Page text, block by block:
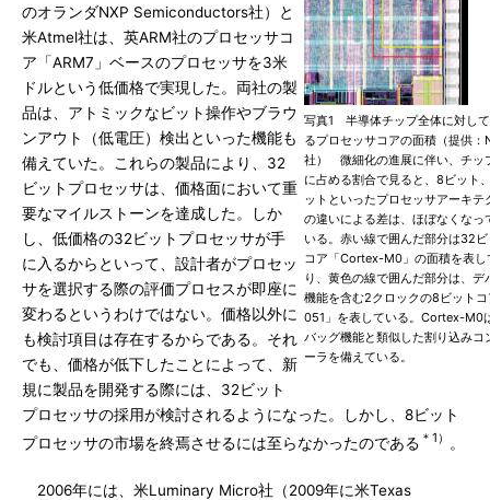
写真1 半導体チップ全体に対し
るプロセッサコアの面積（提供：
社） 微細化の進展に伴い、チッ
に占める割合で見ると、8ビット
ットといったプロセッサアーキテ
の違いによる差は、ほぼなくなっ
いる。赤い線で囲んだ部分は32
コア「Cortex-M0」の面積を表し
り、黄色の線で囲んだ部分は、デ
機能を含む2クロックの8ビット
051」を表している。Cortex-M0
バッグ機能と類似した割り込みコ
ーラを備えている。
のオランダNXP Semiconductors社）と
米Atmel社は、英ARM社のプロセッサコ
ア「ARM7」ベースのプロセッサを3米
ドルという低価格で実現した。両社の製
品は、アトミックなビット操作やブラウ
ンアウト（低電圧）検出といった機能も
備えていた。これらの製品により、32
ビットプロセッサは、価格面において重
要なマイルストーンを達成した。しか
し、低価格の32ビットプロセッサが手
に入るからといって、設計者がプロセッ
サを選択する際の評価プロセスが即座に
変わるというわけではない。価格以外に
も検討項目は存在するからである。それ
でも、価格が低下したことによって、新
規に製品を開発する際には、32ビット
プロセッサの採用が検討されるようになった。しかし、8ビット
プロセッサの市場を終焉させるには至らなかったのである ＊1） 。
2006年には、米Luminary Micro社（2009年に米Texas